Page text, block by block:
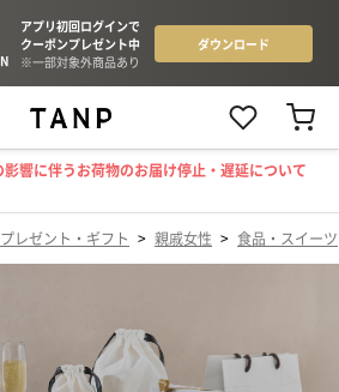
影響に伴うお荷物のお届け停止・遅延について
レゼント・ギフト > 親戚女性 > 食品・スイーツ